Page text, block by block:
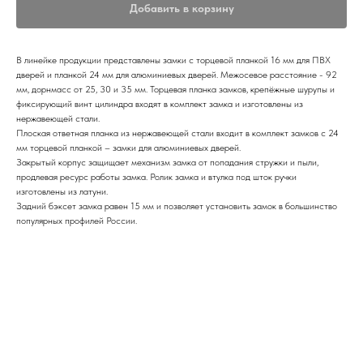
Добавить в корзину
В линейке продукции представлены замки с торцевой планкой 16 мм для ПВХ
дверей и планкой 24 мм для алюминиевых дверей. Межосевое расстояние - 92
мм, дорнмасс от 25, 30 и 35 мм. Торцевая планка замков, крепёжные шурупы и
фиксирующий винт цилиндра входят в комплект замка и изготовлены из
нержавеющей стали.
Плоская ответная планка из нержавеющей стали входит в комплект замков с 24
мм торцевой планкой – замки для алюминиевых дверей.
Закрытый корпус защищает механизм замка от попадания стружки и пыли,
продлевая ресурс работы замка. Ролик замка и втулка под шток ручки
изготовлены из латуни.
Задний бэксет замка равен 15 мм и позволяет установить замок в большинство
популярных профилей России.